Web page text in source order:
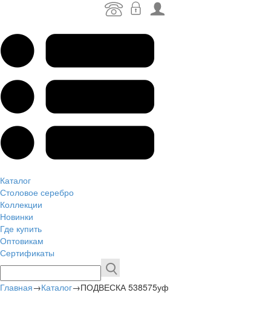
Каталог
Столовое серебро
Коллекции
Новинки
Где купить
Оптовикам
Сертификаты
Главная→Каталог→ПОДВЕСКА 538575уф